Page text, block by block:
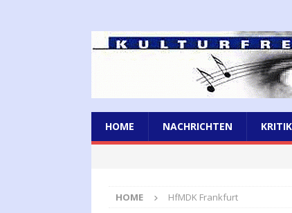
HOME NACHRICHTEN
HOME HfMDK Frankfurt